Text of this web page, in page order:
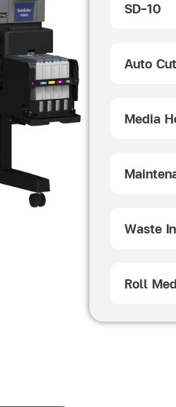
SD-10
Auto
Media
Waste
Roll